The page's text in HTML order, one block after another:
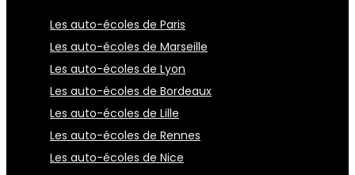
Les auto-écoles de Paris
Les auto-écoles de Marseille
Les auto-écoles de Lyon
Les auto-écoles de Bordeaux
Les auto-écoles de Lille
Les auto-écoles de Rennes
Les auto-écoles de Nice